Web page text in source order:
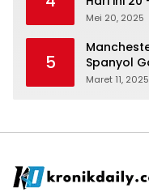
vs
Mei 20, 2025
5
Spanyol
Maret 11, 2025